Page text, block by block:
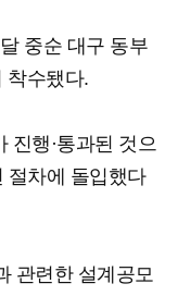
중순 대구 동부
착수됐다.
진행·통과된 것으
절차에 돌입했다
관련한 설계공모